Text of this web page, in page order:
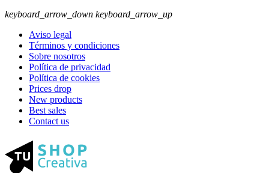
keyboard_arrow_down keyboard_arrow_up
Aviso legal
Términos y condiciones
Sobre nosotros
Política de privacidad
Política de cookies
Prices drop
New products
Best sales
Contact us